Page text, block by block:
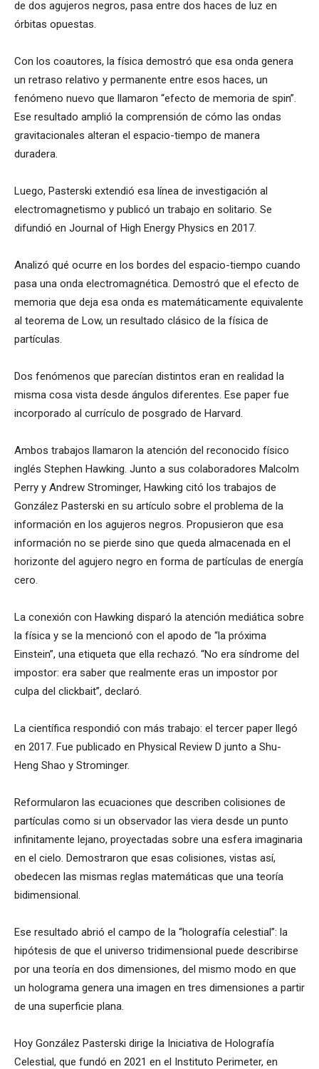
de dos agujeros negros, pasa entre dos haces de luz en
órbitas opuestas.
Con los coautores, la física demostró que esa onda genera
un retraso relativo y permanente entre esos haces, un
fenómeno nuevo que llamaron “efecto de memoria de spin”.
Ese resultado amplió la comprensión de cómo las ondas
gravitacionales alteran el espacio-tiempo de manera
duradera.
Luego, Pasterski extendió esa línea de investigación al
electromagnetismo y publicó un trabajo en solitario. Se
difundió en Journal of High Energy Physics en 2017.
Analizó qué ocurre en los bordes del espacio-tiempo cuando
pasa una onda electromagnética. Demostró que el efecto de
memoria que deja esa onda es matemáticamente equivalente
al teorema de Low, un resultado clásico de la física de
partículas.
Dos fenómenos que parecían distintos eran en realidad la
misma cosa vista desde ángulos diferentes. Ese paper fue
incorporado al currículo de posgrado de Harvard.
Ambos trabajos llamaron la atención del reconocido físico
inglés Stephen Hawking. Junto a sus colaboradores Malcolm
Perry y Andrew Strominger, Hawking citó los trabajos de
González Pasterski en su artículo sobre el problema de la
información en los agujeros negros. Propusieron que esa
información no se pierde sino que queda almacenada en el
horizonte del agujero negro en forma de partículas de energía
cero.
La conexión con Hawking disparó la atención mediática sobre
la física y se la mencionó con el apodo de “la próxima
Einstein”, una etiqueta que ella rechazó. “No era síndrome del
impostor: era saber que realmente eras un impostor por
culpa del clickbait”, declaró.
La científica respondió con más trabajo: el tercer paper llegó
en 2017. Fue publicado en Physical Review D junto a Shu-
Heng Shao y Strominger.
Reformularon las ecuaciones que describen colisiones de
partículas como si un observador las viera desde un punto
infinitamente lejano, proyectadas sobre una esfera imaginaria
en el cielo. Demostraron que esas colisiones, vistas así,
obedecen las mismas reglas matemáticas que una teoría
bidimensional.
Ese resultado abrió el campo de la “holografía celestial”: la
hipótesis de que el universo tridimensional puede describirse
por una teoría en dos dimensiones, del mismo modo en que
un holograma genera una imagen en tres dimensiones a partir
de una superficie plana.
Hoy González Pasterski dirige la Iniciativa de Holografía
Celestial, que fundó en 2021 en el Instituto Perimeter, en